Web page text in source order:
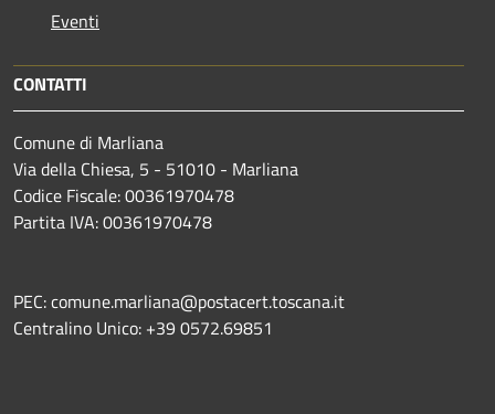
Eventi
CONTATTI
Comune di Marliana
Via della Chiesa, 5 - 51010 - Marliana
Codice Fiscale: 00361970478
Partita IVA: 00361970478
PEC: comune.marliana@postacert.toscana.it
Centralino Unico: +39 0572.69851